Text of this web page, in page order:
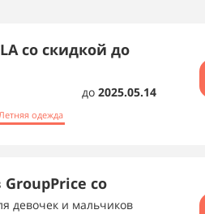
со скидкой до
до 2025.05.14
Летняя одежда
со
девочек и мальчиков